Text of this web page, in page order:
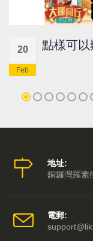
20
Feb
點樣可以
地址:
銅鑼灣羅素
電郵: